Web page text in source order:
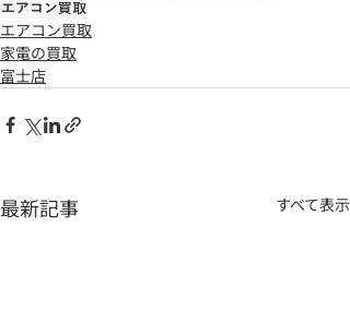
エアコン買取
エアコン買取
家電の買取
富士店
最新記事 すべて表示